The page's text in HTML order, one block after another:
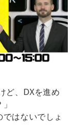
ど、DXを進め
はないでしょ